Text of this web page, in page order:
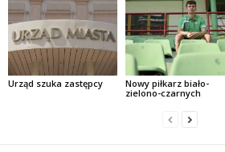
Urząd szuka zastępcy
Nowy piłkarz biało-
zielono-czarnych